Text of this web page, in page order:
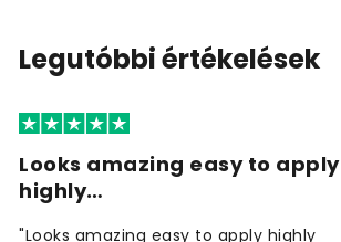
Legutóbbi értékelések
Looks amazing easy to apply
highly…
"Looks amazing easy to apply highly